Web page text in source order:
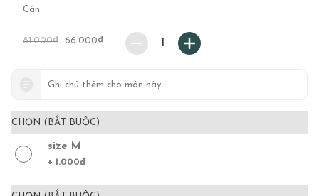
Cân
81.000₫ 66.000₫ 1
CHỌN (BẮT BUỘC)
size M
+ 1.000đ